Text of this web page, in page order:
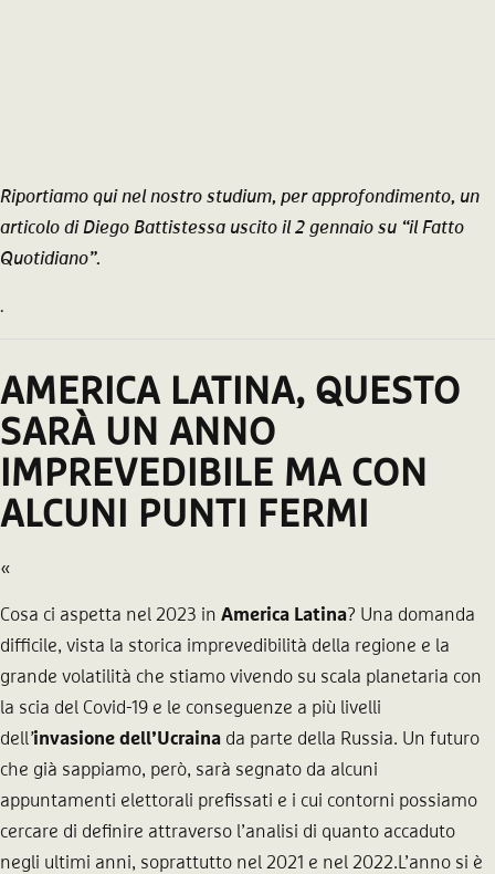
Riportiamo qui nel nostro studium, per approfondimento, un
articolo di Diego Battistessa uscito il 2 gennaio su “il Fatto
Quotidiano”.
.
AMERICA LATINA, QUESTO
SARÀ UN ANNO
IMPREVEDIBILE MA CON
ALCUNI PUNTI FERMI
«
Cosa ci aspetta nel 2023 in America Latina? Una domanda
difficile, vista la storica imprevedibilità della regione e la
grande volatilità che stiamo vivendo su scala planetaria con
la scia del Covid-19 e le conseguenze a più livelli
dell’invasione dell’Ucraina da parte della Russia. Un futuro
che già sappiamo, però, sarà segnato da alcuni
appuntamenti elettorali prefissati e i cui contorni possiamo
cercare di definire attraverso l’analisi di quanto accaduto
negli ultimi anni, soprattutto nel 2021 e nel 2022.L’anno si è